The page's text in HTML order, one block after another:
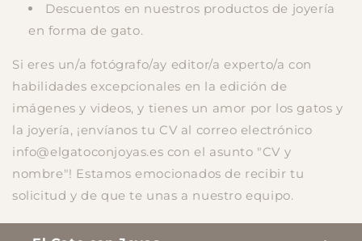
Descuentos en nuestros productos de joyería
en forma de gato.
Si eres un/a fotógrafo/ay editor/a experto/a con
habilidades excepcionales en la edición de
imágenes y videos, y tienes un amor por los gatos y
la joyería, ¡envíanos tu CV al correo electrónico
info@elgatoconjoyas.es con el asunto "CV y
nombre"! Estamos emocionados de recibir tu
solicitud y de que te unas a nuestro equipo.